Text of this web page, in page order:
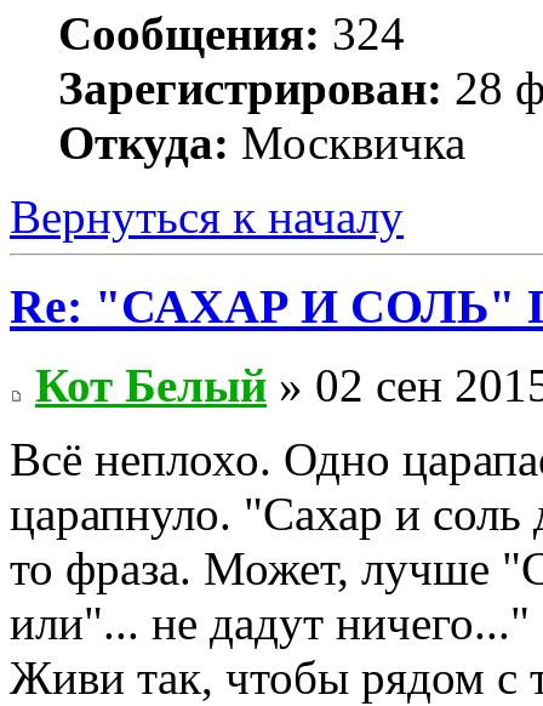
Сообщения: 324
Зарегистрирован: 28
Откуда: Москвичка
Вернуться к началу
Re: "САХАР И СОЛЬ"
Кот Белый » 02 сен
Всё неплохо. Одно
царапнуло. "Сахар и
то фраза. Может, лучше
или"... не дадут ничего..."
Живи так, чтобы рядом с